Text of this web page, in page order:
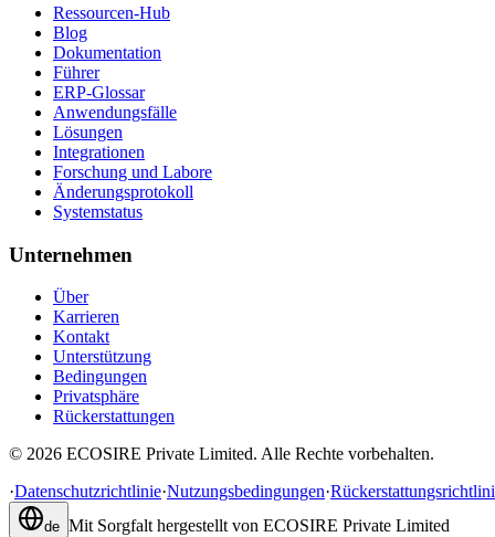
Ressourcen-Hub
Blog
Dokumentation
Führer
ERP-Glossar
Anwendungsfälle
Lösungen
Integrationen
Forschung und Labore
Änderungsprotokoll
Systemstatus
Unternehmen
Über
Karrieren
Kontakt
Unterstützung
Bedingungen
Privatsphäre
Rückerstattungen
© 2026 ECOSIRE Private Limited. Alle Rechte vorbehalten.
·Datenschutzrichtlinie·Nutzungsbedingungen·
de Mit Sorgfalt hergestellt von ECOSIRE Private Limited